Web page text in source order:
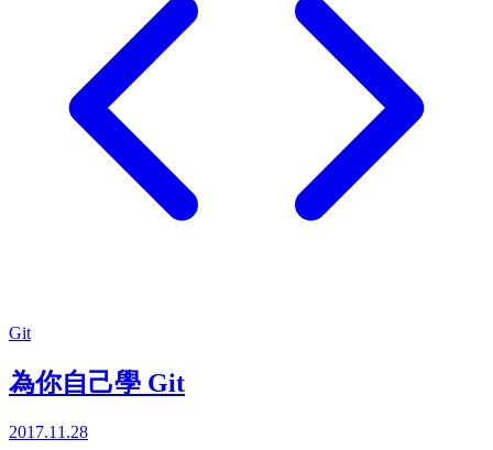
Git
為你自己學 Git
2017.11.28